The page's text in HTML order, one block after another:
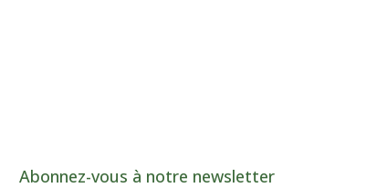
Abonnez-vous à notre newsletter